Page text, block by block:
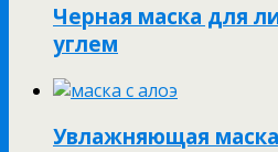
Черная маска для
углем
Увлажняющая маска